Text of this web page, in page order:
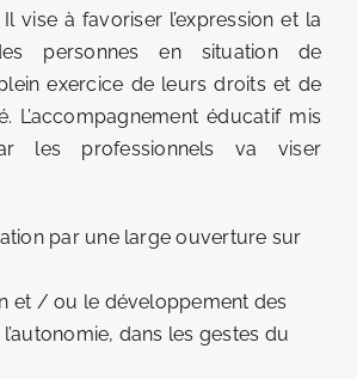
vise à favoriser l’expression et la
personnes en situation de
exercice de leurs droits et de
L’accompagnement éducatif mis
les professionnels va viser
par une large ouverture sur
et / ou le développement des
dans les gestes du